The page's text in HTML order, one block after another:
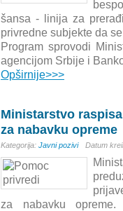
šansa - linija za
privredne subjekte da
Program sprovodi
agencijom Srbije i
Opširnije>>>
Ministarstvo
za nabavku opreme
Kategorija: Javni pozivi Datum
za nabavku